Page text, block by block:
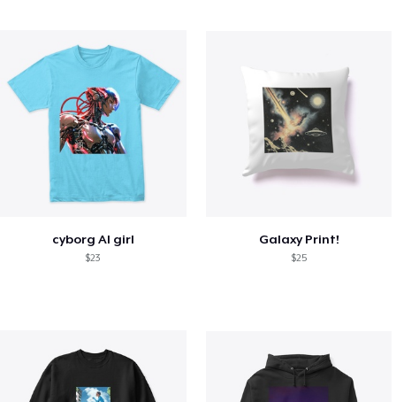
cyborg AI girl
$23
Galaxy Print!
$25